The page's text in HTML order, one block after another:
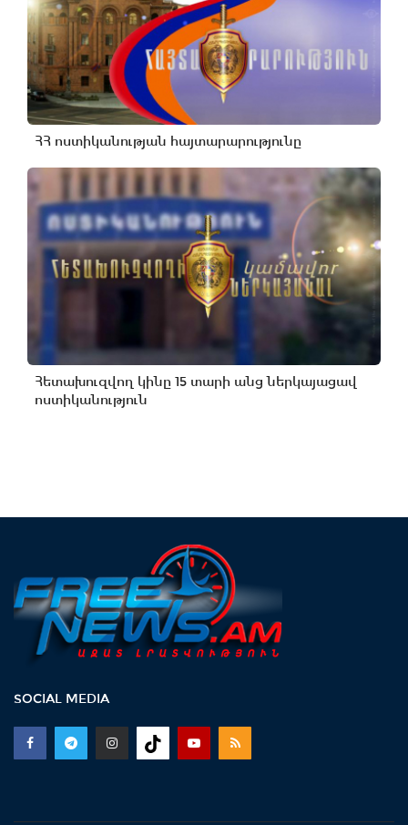
ՀՀ ոստիկանության հայտարարությունը
Հետախուզվող կինը 15 տարի անց ներկայացավ
ոստիկանություն
SOCIAL MEDIA